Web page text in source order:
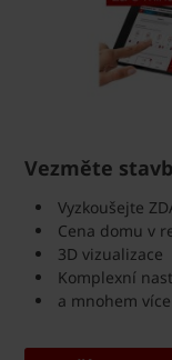
Vezměte
Vyzkoušejte
Cena domu v
3D vizualizace
Komplexní
a mnohem více